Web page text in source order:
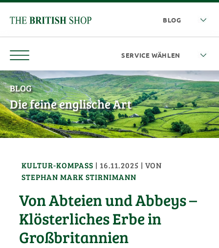
BLOG
Die feine englische Art
KULTUR-KOMPASS | 16.11.2025 | VON
STEPHAN MARK STIRNIMANN
Von Abteien und Abbeys –
Klösterliches Erbe in
Großbritannien